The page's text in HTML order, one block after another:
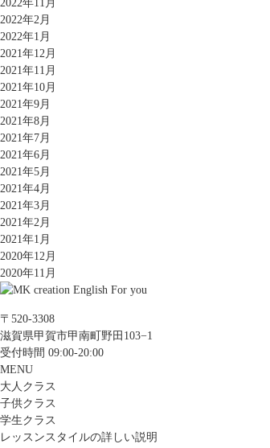
2022年11月
2022年2月
2022年1月
2021年12月
2021年11月
2021年10月
2021年9月
2021年8月
2021年7月
2021年6月
2021年5月
2021年4月
2021年3月
2021年2月
2021年1月
2020年12月
2020年11月
〒520-3308
滋賀県甲賀市甲南町野田103−1
受付時間 09:00-20:00
MENU
大人クラス
子供クラス
学生クラス
レッスンスタイルの詳しい説明